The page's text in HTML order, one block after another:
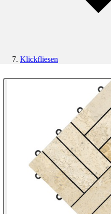
Klickfliesen